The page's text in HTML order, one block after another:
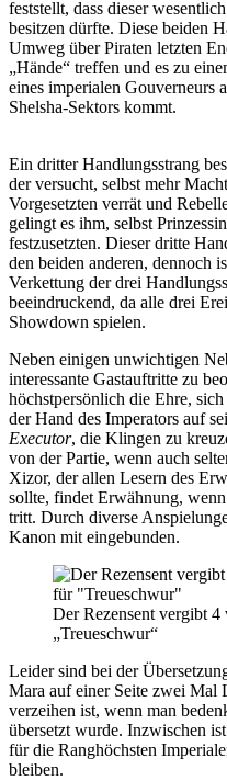
feststellt, dass dieser
besitzen dürfte. Diese beiden
Umweg über Piraten letzten
„Hände“ treffen und es zu
eines imperialen Gouverneurs
Shelsha-Sektors kommt.
Ein dritter Handlungsstrang
der versucht, selbst mehr
Vorgesetzten verrät und
gelingt es ihm, selbst
festzusetzten. Dieser dritte
den beiden anderen, dennoch
Verkettung der drei
beeindruckend, da alle drei
Showdown spielen.
Neben einigen unwichtigen
interessante Gastauftritte zu
höchstpersönlich die Ehre,
der Hand des Imperators auf
Executor, die Klingen zu
von der Partie, wenn auch
Xizor, der allen Lesern des
sollte, findet Erwähnung,
tritt. Durch diverse
Kanon mit eingebunden.
Der Rezensent vergibt
„Treueschwur“
Leider sind bei der
Mara auf einer Seite zwei Mal
verzeihen ist, wenn man
übersetzt wurde. Inzwischen
für die Ranghöchsten
bleiben.